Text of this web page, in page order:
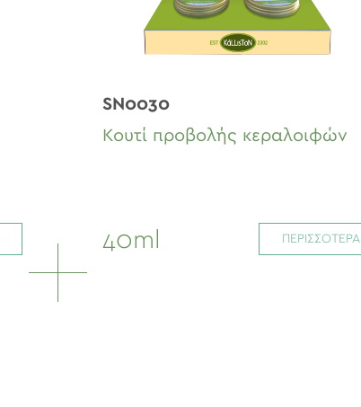
SN0030
Κουτί προβολής κεραλοιφών
40ml ΠΕΡΙΣΣΟΤΕΡΑ